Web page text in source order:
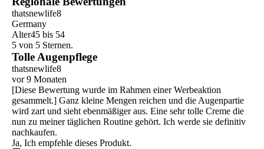
thatsnewlife8
Germany
Alter45 bis 54
5 von 5 Sternen.
Tolle Augenpflege
thatsnewlife8
vor 9 Monaten
[Diese Bewertung wurde im Rahmen einer Werbeaktion
gesammelt.] Ganz kleine Mengen reichen und die Augenpartie
wird zart und sieht ebenmäßiger aus. Eine sehr tolle Creme die
nun zu meiner täglichen Routine gehört. Ich werde sie definitiv
nachkaufen.
Ja, Ich empfehle dieses Produkt.